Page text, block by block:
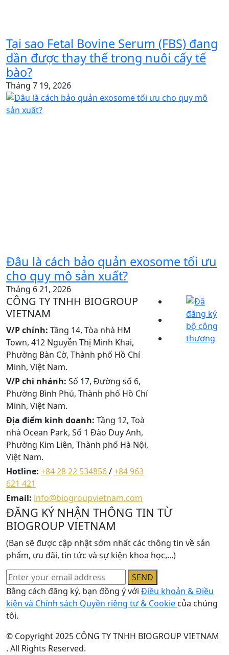
Tại sao Fetal Bovine Serum (FBS) đang
dần được thay thế trong nuôi cấy tế
bào?
Tháng 7 19, 2026
Đâu là cách bảo quản exosome tối ưu
cho quy mô sản xuất?
Tháng 6 21, 2026
CÔNG TY TNHH BIOGROUP
VIETNAM
V/P chính: Tầng 14, Tòa nhà HM
Town, 412 Nguyễn Thị Minh Khai,
Phường Bàn Cờ, Thành phố Hồ Chí
Minh, Việt Nam.
V/P chi nhánh: Số 17, Đường số 6,
Phường Bình Phú, Thành phố Hồ Chí
Minh, Việt Nam.
Địa điểm kinh doanh: Tầng 12, Toà
nhà Ocean Park, Số 1 Đào Duy Anh,
Phường Kim Liên, Thành phố Hà Nội,
Việt Nam.
Hotline: +84 28 22 534856/+84 963
621 421
Email: info@biogroupvietnam.com
ĐĂNG KÝ NHẬN THÔNG TIN TỪ
BIOGROUP VIETNAM
(Bạn sẽ được cập nhật sớm nhất các thông tin về sản
phẩm, ưu đãi, tin tức và sự kiện khoa học,...)
SEND
Bằng cách đăng ký, bạn đồng ý với Điều khoản & Điều
kiện và Chính sách Quyền riêng tư & Cookie của chúng
tôi.
© Copyright 2025 CÔNG TY TNHH BIOGROUP VIETNAM
. All Rights Reserved.